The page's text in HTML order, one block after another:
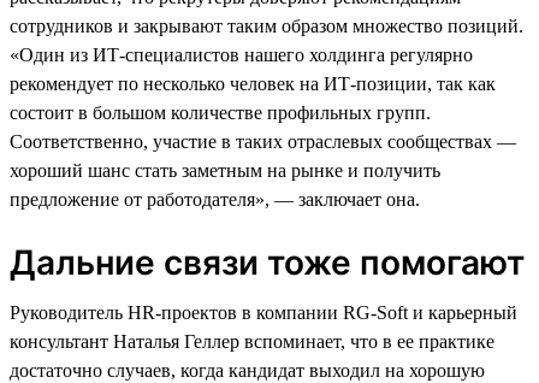
сотрудников и закрывают таким образом множество позиций.
«Один из ИТ-специалистов нашего холдинга регулярно
рекомендует по несколько человек на ИТ-позиции, так как
состоит в большом количестве профильных групп.
Соответственно, участие в таких отраслевых сообществах —
хороший шанс стать заметным на рынке и получить
предложение от работодателя», — заключает она.
Дальние связи тоже помогают
Руководитель HR-проектов в компании RG-Soft и карьерный
консультант Наталья Геллер вспоминает, что в ее практике
достаточно случаев, когда кандидат выходил на хорошую